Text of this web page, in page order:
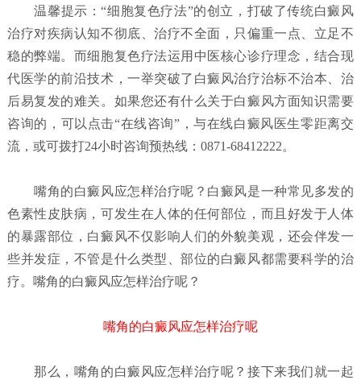
温馨提示：“细胞复色疗法”的创立，打破了传统白癜风
治疗对疾病认知不彻底、治疗不全面，只偏重一点、立足不
稳的弊端。而细胞复色疗法运用中医核心诊疗理念，结合现
代医学的前沿技术，一举突破了白癜风治疗治标不治本、治
后易复发的难关。如果您还有什么关于白癜风方面知识需要
咨询的，可以点击“在线咨询”，与在线白癜风医生零距离交
流，或可拨打24小时咨询预热线：0871-68412222。
嘴角的白癜风应怎样治疗呢？ 白癜风是一种常见多发的
色素性皮肤病，可发生在人体的任何部位，而且好发于人体
的暴露部位，白癜风不仅影响人们的外貌美观，还会伴发一
些并发症，不管是什么类型、部位的白癜风都需要科学的治
疗。嘴角的白癜风应怎样治疗呢？
嘴角的白癜风应怎样治疗呢
那么，嘴角的白癜风应怎样治疗呢？接下来我们就一起